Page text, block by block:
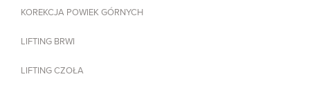
KOREKCJA POWIEK GÓRNYCH
LIFTING BRWI
LIFTING CZOŁA